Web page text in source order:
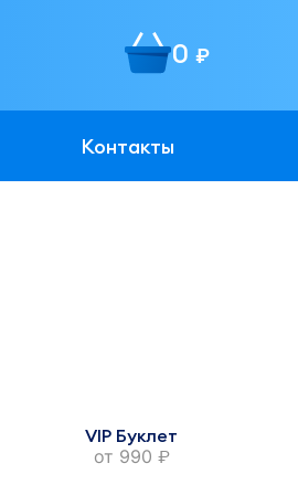
0 руб.
Контакты
VIP Буклет
от 990 руб.